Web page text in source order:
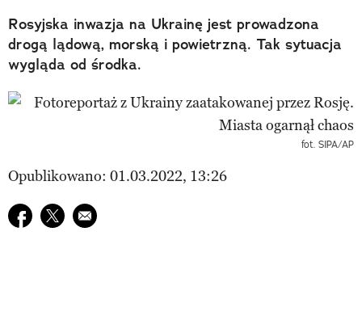
Rosyjska inwazja na Ukrainę jest prowadzona
drogą lądową, morską i powietrzną. Tak sytuacja
wygląda od środka.
fot. SIPA/AP
Opublikowano: 01.03.2022, 13:26
Udostępnij na facebook
Udostępnij na twitter
E-mail do przyjaciela